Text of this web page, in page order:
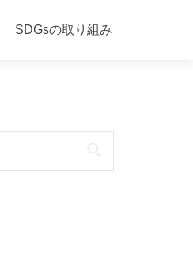
SDGsの取り組み